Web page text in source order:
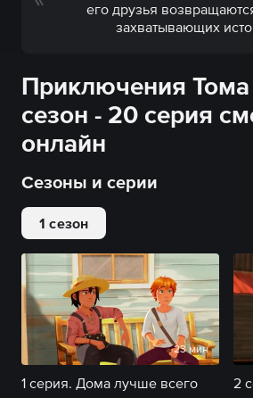
его друзья
захватывающих
Приключения Тома
сезон - 20 серия
онлайн
Сезоны и серии
1 сезон
23 мин
1 серия. Дома лучше всего 2